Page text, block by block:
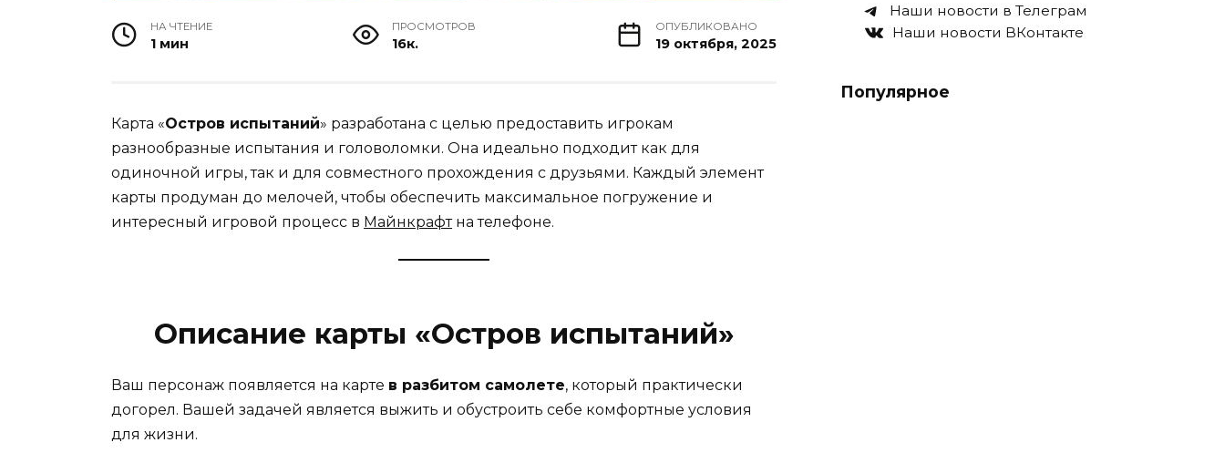
НА ЧТЕНИЕ
1 мин
ПРОСМОТРОВ
16к.
ОПУБЛИКОВАНО
19 октября, 2025
Карта «Остров испытаний» разработана с целью предоставить игрокам
разнообразные испытания и головоломки. Она идеально подходит как для
одиночной игры, так и для совместного прохождения с друзьями. Каждый элемент
карты продуман до мелочей, чтобы обеспечить максимальное погружение и
интересный игровой процесс в Майнкрафтна телефоне.
Описание карты «Остров испытаний»
Ваш персонаж появляется на карте в разбитом самолете, который практически
догорел. Вашей задачей является выжить и обустроить себе комфортные условия
для жизни.
Наши новости в Телеграм
Наши новости ВКонтакте
Популярное